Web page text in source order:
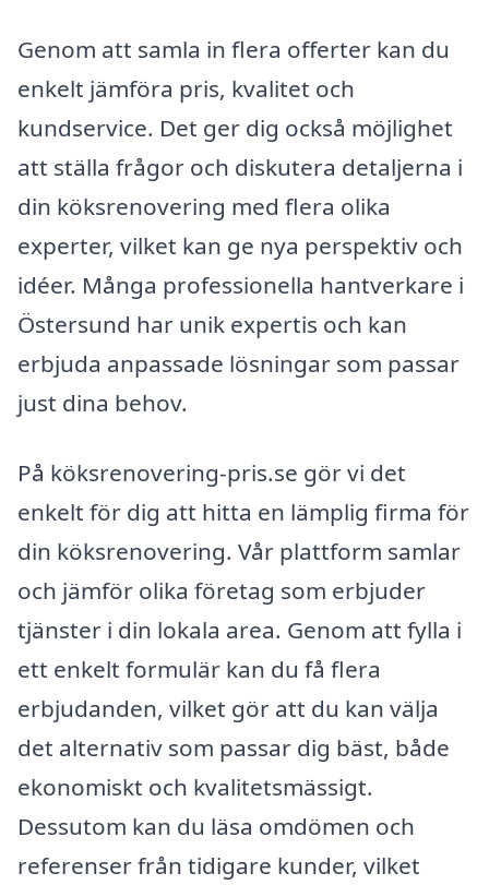
Genom att samla in flera offerter kan du
enkelt jämföra pris, kvalitet och
kundservice. Det ger dig också möjlighet
att ställa frågor och diskutera detaljerna i
din köksrenovering med flera olika
experter, vilket kan ge nya perspektiv och
idéer. Många professionella hantverkare i
Östersund har unik expertis och kan
erbjuda anpassade lösningar som passar
just dina behov.
På köksrenovering-pris.se gör vi det
enkelt för dig att hitta en lämplig firma för
din köksrenovering. Vår plattform samlar
och jämför olika företag som erbjuder
tjänster i din lokala area. Genom att fylla i
ett enkelt formulär kan du få flera
erbjudanden, vilket gör att du kan välja
det alternativ som passar dig bäst, både
ekonomiskt och kvalitetsmässigt.
Dessutom kan du läsa omdömen och
referenser från tidigare kunder, vilket